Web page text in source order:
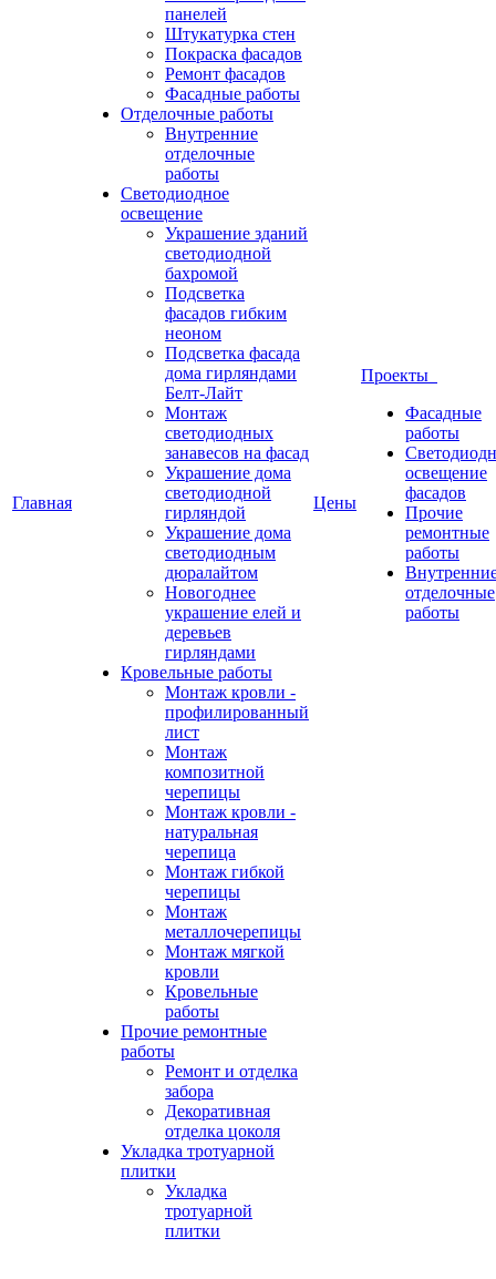
Главная
панелей
Штукатурка стен
Покраска фасадов
Ремонт фасадов
Фасадные работы
Отделочные работы
Внутренние
отделочные
работы
Светодиодное
освещение
Украшение зданий
светодиодной
бахромой
Подсветка
фасадов гибким
неоном
Подсветка фасада
дома гирляндами
Белт-Лайт
Монтаж
светодиодных
занавесов на фасад
Украшение дома
светодиодной
гирляндой
Украшение дома
светодиодным
дюралайтом
Новогоднее
украшение елей и
деревьев
гирляндами
Кровельные работы
Монтаж кровли -
профилированный
лист
Монтаж
композитной
черепицы
Монтаж кровли -
натуральная
черепица
Монтаж гибкой
черепицы
Монтаж
металлочерепицы
Монтаж мягкой
кровли
Кровельные
работы
Прочие ремонтные
работы
Ремонт и отделка
забора
Декоративная
отделка цоколя
Укладка тротуарной
плитки
Укладка
тротуарной
плитки
Цены
Проекты
Фасадные
работы
освещение
фасадов
Прочие
ремонтные
работы
отделочные
работы